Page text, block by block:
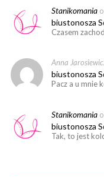
Stanikomania
biustonosza
Czasem
Anna
biustonosza
Pacz a u mnie
Stanikomania
biustonosza
Tak, to jest